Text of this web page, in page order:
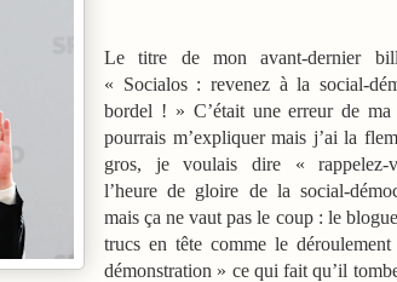
Le titre de mon avant-dernier
« Socialos : revenez à la social-
bordel ! » C’était une erreur de ma
pourrais m’expliquer mais j’ai la
gros, je voulais dire « rappelez-
l’heure de gloire de la social-
mais ça ne vaut pas le coup : le
trucs en tête comme le
démonstration » ce qui fait qu’il